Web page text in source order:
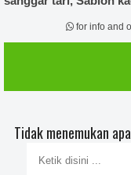
for info and
Tidak menemukan